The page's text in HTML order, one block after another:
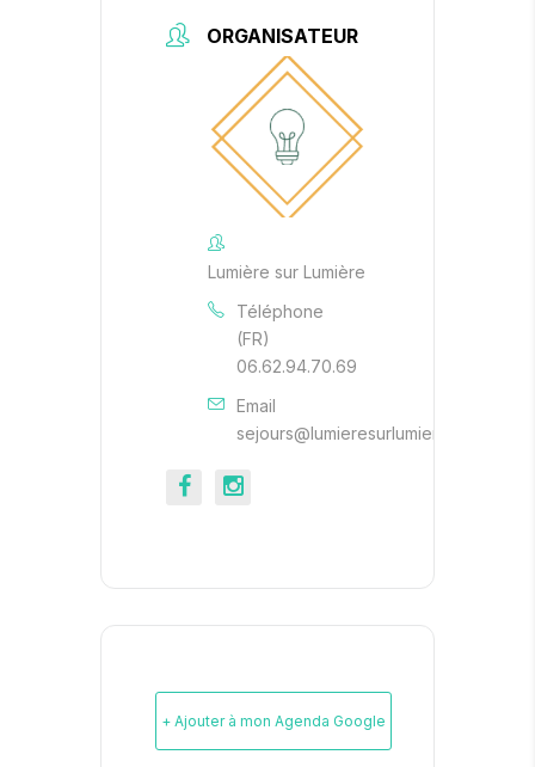
ORGANISATEUR
Lumière sur Lumière
Téléphone
(FR)
06.62.94.70.69
Email
sejours@lumieresurlumiere.be
+ Ajouter à mon Agenda Google